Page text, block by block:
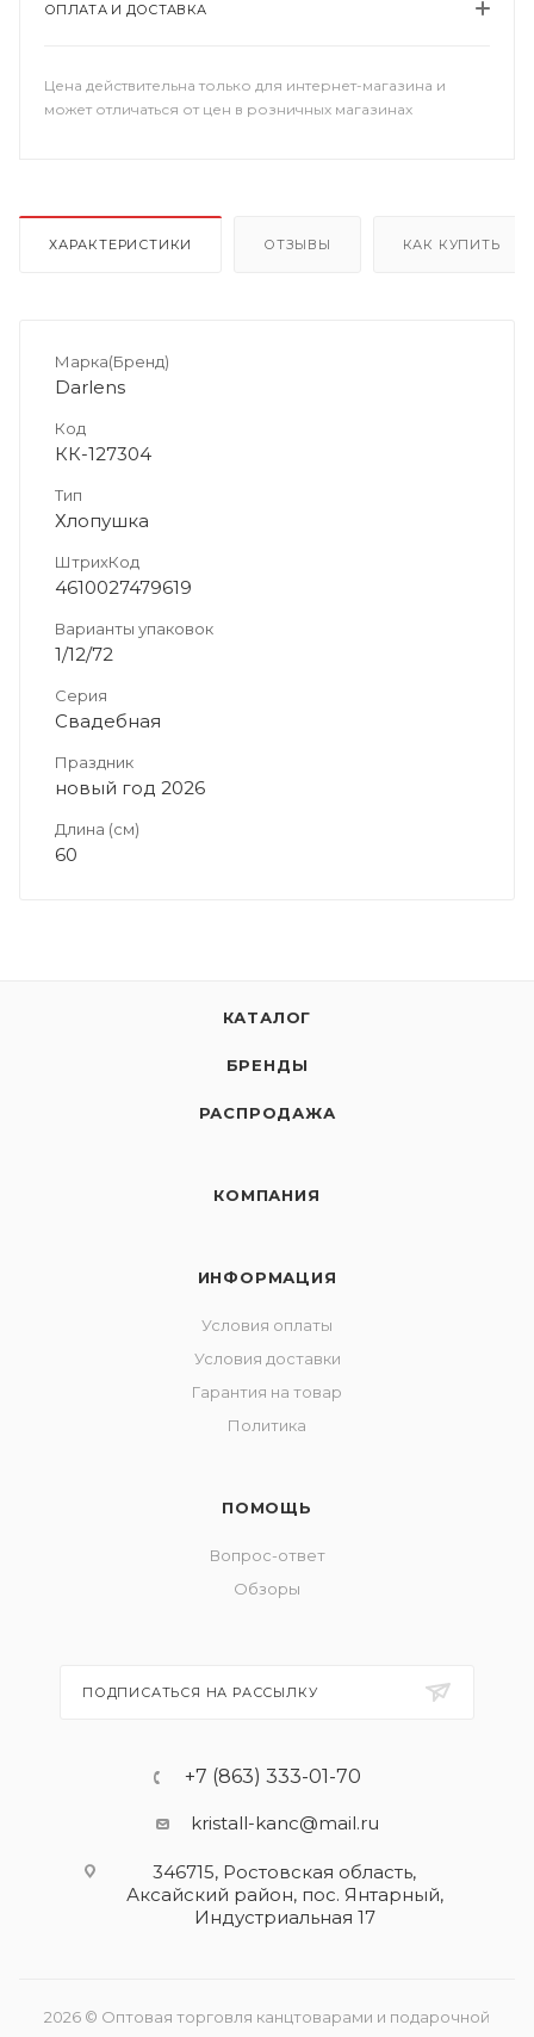
ОПЛАТА И ДОСТАВКА
Цена действительна только для интернет-магазина и
может отличаться от цен в розничных магазинах
ХАРАКТЕРИСТИКИ ОТЗЫВЫ КАК КУПИТЬ
Марка(Бренд)
Darlens
Код
КК-127304
Тип
Хлопушка
ШтрихКод
4610027479619
Варианты упаковок
1/12/72
Серия
Свадебная
Праздник
новый год 2026
Длина (см)
60
КАТАЛОГ
БРЕНДЫ
РАСПРОДАЖА
КОМПАНИЯ
ИНФОРМАЦИЯ
Условия оплаты
Условия доставки
Гарантия на товар
Политика
ПОМОЩЬ
Вопрос-ответ
Обзоры
ПОДПИСАТЬСЯ НА РАССЫЛКУ
+7 (863) 333-01-70
kristall-kanc@mail.ru
346715, Ростовская область​,
Аксайский район, пос. Янтарный,
Индустриальная 17
2026 © Оптовая торговля канцтоварами и подарочной